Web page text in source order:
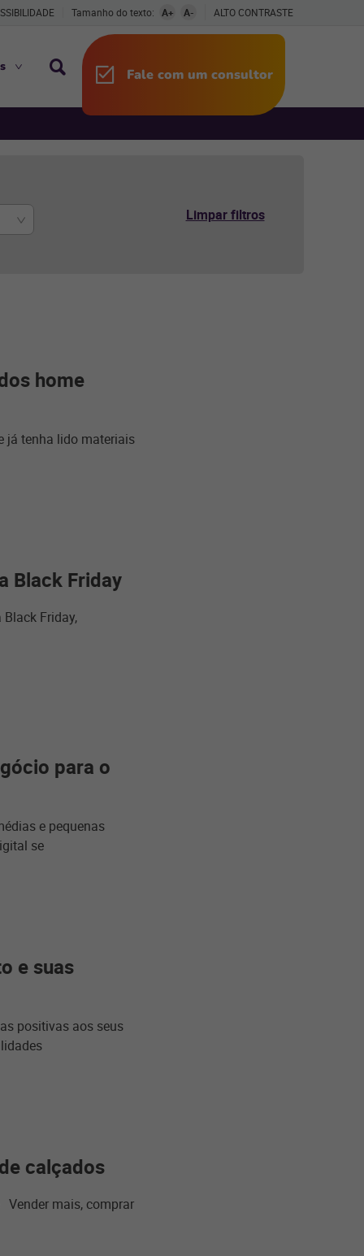
Tamanho do texto: A+ A- ALTO CONTRASTE
Fale com um consultor
Limpar filtros
home
já tenha lido materiais
Black Friday
Friday,
para o
e pequenas
se
e suas
positivas aos seus
calçados
Vender mais, comprar